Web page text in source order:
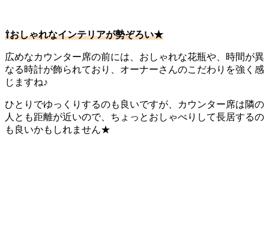
⇧おしゃれなインテリアが勢ぞろい★
広めなカウンター席の前には、おしゃれな花瓶や、時間が異
なる時計が飾られており、オーナーさんのこだわりを強く感
じますね♪
ひとりでゆっくりするのも良いですが、カウンター席は隣の
人とも距離が近いので、ちょっとおしゃべりして長居するの
も良いかもしれません★